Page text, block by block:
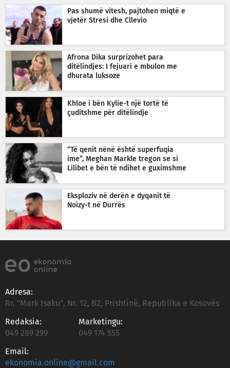
Pas shumë vitesh, pajtohen miqtë e
vjetër Stresi dhe Cllevio
Afrona Dika surprizohet para
ditëlindjes: I fejuari e mbulon me
dhurata luksoze
Khloe i bën Kylie-t një tortë të
çuditshme për ditëlindje
“Të qenit nënë është superfuqia
ime”, Meghan Markle tregon se si
Lilibet e bën të ndihet e guximshme
Eksploziv në derën e dyqanit të
Noizy-t në Durrës
Adresa:
Rr. "Mark Isaku", Nr. 12, B2, Prishtinë, Republika e Kosovës
Redaksia:
049 289 299
Marketingu:
049 174 555
Email:
ekonomia.online@gmail.com